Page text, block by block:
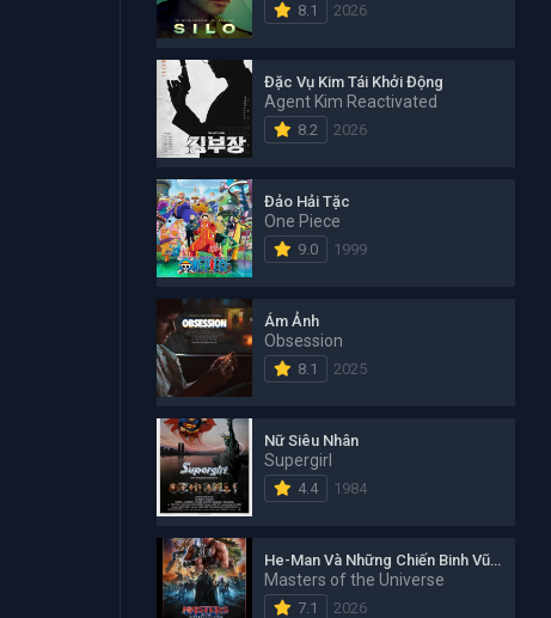
8.1 2026
Đặc Vụ Kim Tái Khởi Động
Agent Kim Reactivated
8.2 2026
Đảo Hải Tặc
One Piece
9.0 1999
Ám Ảnh
Obsession
8.1 2025
Nữ Siêu Nhân
Supergirl
4.4 1984
He-Man Và Những Chiến Binh Vũ Trụ
Masters of the Universe
7.1 2026